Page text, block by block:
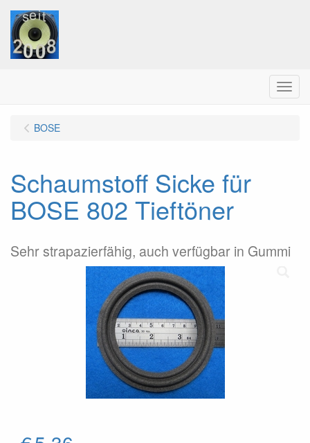
Menu
BOSE
Schaumstoff Sicke für
BOSE 802 Tieftöner
Sehr strapazierfähig, auch verfügbar in Gummi